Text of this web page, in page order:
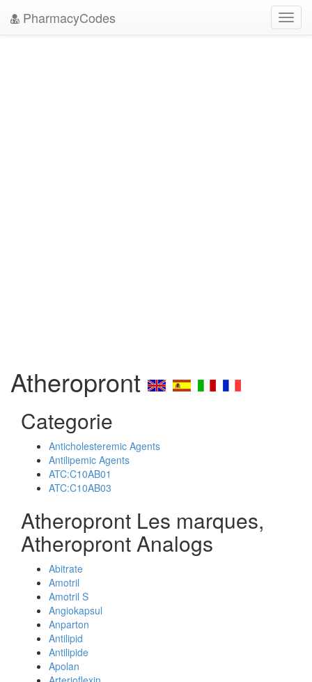
PharmacyCodes
Atheropront
Categorie
Anticholesteremic Agents
Antilipemic Agents
ATC:C10AB01
ATC:C10AB03
Atheropront Les marques,
Atheropront Analogs
Abitrate
Amotril
Amotril S
Angiokapsul
Anparton
Antilipid
Antilipide
Apolan